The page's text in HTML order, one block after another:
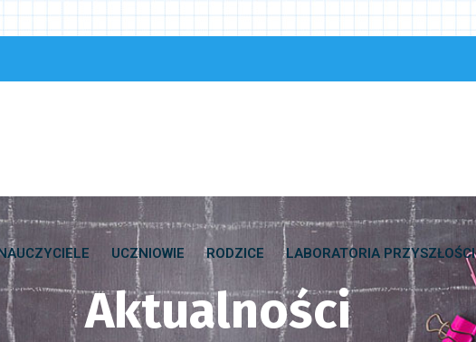
UCZNIOWIE RODZICE LABORATORIA PRZYSZŁOŚCI
Aktualności